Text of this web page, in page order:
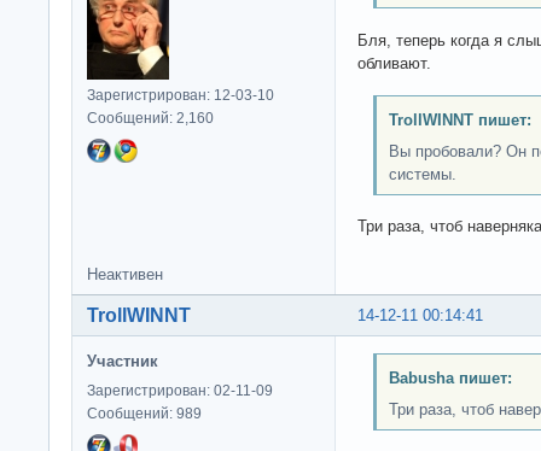
Зарегистрирован: 12-03-10
Сообщений: 2,160
Бля, теперь когда я
обливают.
TrollWINNT пишет:
Вы пробовали? Он
системы.
Три раза, чтоб
Неактивен
14-12-11 00:14:41
TrollWINNT
Участник
Зарегистрирован: 02-11-09
Сообщений: 989
Babusha пишет:
Три раза, чтоб